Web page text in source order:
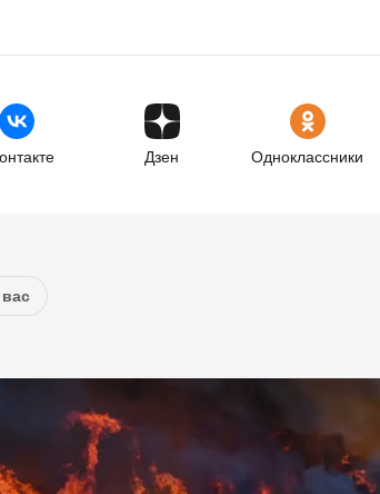
Дзен Одноклассники